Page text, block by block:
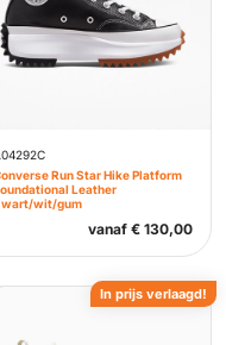
Run Star Hike Platform
Leather
wit/gum
vanaf € 130,00
In prijs verlaagd!